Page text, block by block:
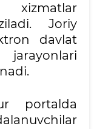
Joriy
davlat
portalda